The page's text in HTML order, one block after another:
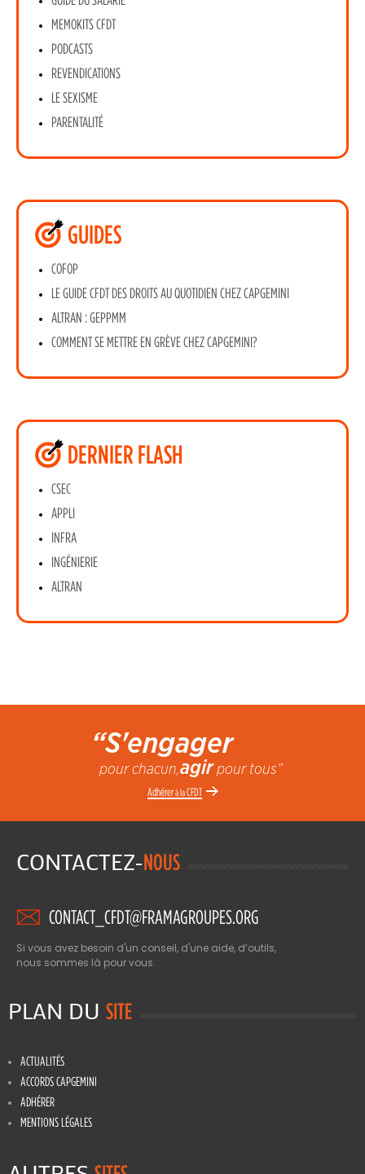
MEMOKITS CFDT
PODCASTS
REVENDICATIONS
LE SEXISME
PARENTALITÉ
GUIDES
COFOP
LE GUIDE CFDT DES DROITS AU QUOTIDIEN CHEZ CAPGEMINI
ALTRAN : GEPPMM
COMMENT SE METTRE EN GRÈVE CHEZ CAPGEMINI?
DERNIER FLASH
CSEC
APPLI
INFRA
INGÉNIERIE
ALTRAN
“S'engager
pour chacun,agirpour tous”
Adhérerà laCFDT
CONTACTEZ-NOUS
CONTACT_CFDT@FRAMAGROUPES.ORG
Si vous avez besoin d'un conseil, d'une aide, d’outils,
nous sommes là pour vous.
PLAN DU SITE
ACTUALITÉS
ACCORDS CAPGEMINI
ADHÉRER
MENTIONS LÉGALES